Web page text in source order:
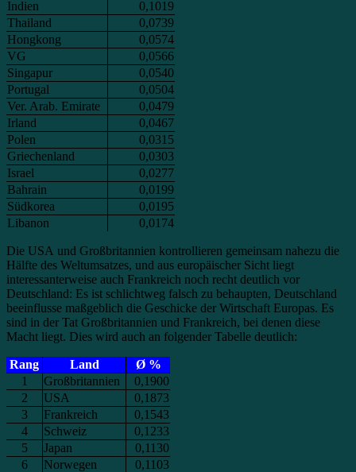
Indien
0,1019
Thailand
0,0739
Hongkong
0,0574
VG
0,0566
Singapur
0,0540
Portugal
0,0504
Ver. Arab. Emirate
0,0479
Irland
0,0467
Polen
0,0315
Griechenland
0,0303
Israel
0,0277
Bahrain
0,0199
Südkorea
0,0195
Libanon
0,0174
Die USA und Großbritannien kontrollieren gemeinsam nahezu die
Hälfte des Weltumsatzes, und aus europäischer Sicht liegt
interessanterweise auch Frankreich noch recht deutlich vor
Deutschland: Es ist schlichtweg falsch zu behaupten, Deutschland
beeinflusse maßgeblich die Geschicke der Wirtschaft Europas. Es
sind in der Tat Großbritannien und Frankreich, bei denen diese
Macht liegt. Dies wird auch an folgender Tabelle deutlich:
Rang Land
Ø %
1
Großbritannien
0,1900
2
USA
0,1873
3
Frankreich
0,1543
4
Schweiz
0,1233
5
Japan
0,1130
6
Norwegen
0,1103